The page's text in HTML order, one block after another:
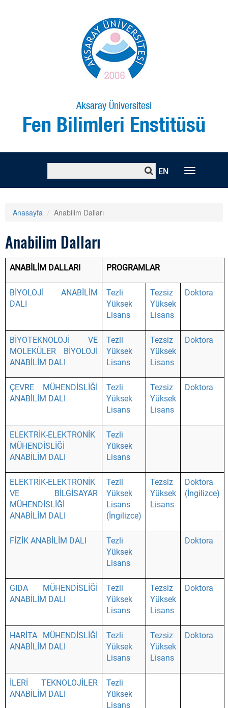
Aksaray Üniversitesi
Fen Bilimleri Enstitüsü
EN
Anasayfa Anabilim Dalları
Anabilim Dalları
ANABİLİM DALLARI PROGRAMLAR
BİYOLOJİ ANABİLİM
DALI
Tezli
Yüksek
Lisans
Tezsiz
Yüksek
Lisans
Doktora
BİYOTEKNOLOJİ VE
MOLEKÜLER BİYOLOJİ
ANABİLİM DALI
Tezli
Yüksek
Lisans
Tezsiz
Yüksek
Lisans
Doktora
ÇEVRE MÜHENDİSLİĞİ
ANABİLİM DALI
Tezli
Yüksek
Lisans
Tezsiz
Yüksek
Lisans
Doktora
ELEKTRİK-ELEKTRONİK
MÜHENDİSLİĞİ
ANABİLİM DALI
Tezli
Yüksek
Lisans
ELEKTRİK-ELEKTRONİK
VE BİLGİSAYAR
MÜHENDİSLİĞİ
ANABİLİM DALI
Tezli
Yüksek
Lisans
(İngilizce)
Tezsiz
Yüksek
Lisans
Doktora
(İngilizce)
FİZİK ANABİLİM DALI
Tezli
Yüksek
Lisans
Doktora
GIDA MÜHENDİSLİĞİ
ANABİLİM DALI
Tezli
Yüksek
Lisans
Tezsiz
Yüksek
Lisans
Doktora
HARİTA MÜHENDİSLİĞİ
ANABİLİM DALI
Tezli
Yüksek
Lisans
Tezsiz
Yüksek
Lisans
Doktora
İLERİ TEKNOLOJİLER
ANABİLİM DALI
Tezli
Yüksek
Lisans